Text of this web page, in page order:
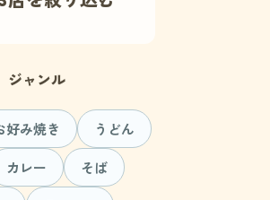
ジャンル
好み焼き うどん
カレー そば